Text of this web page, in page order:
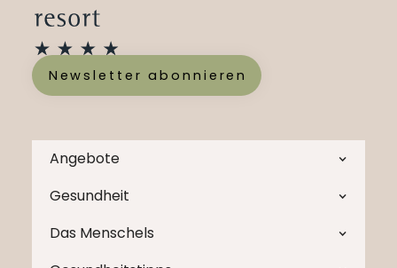
Newsletter abonnieren
Angebote
Gesundheit
Das Menschels